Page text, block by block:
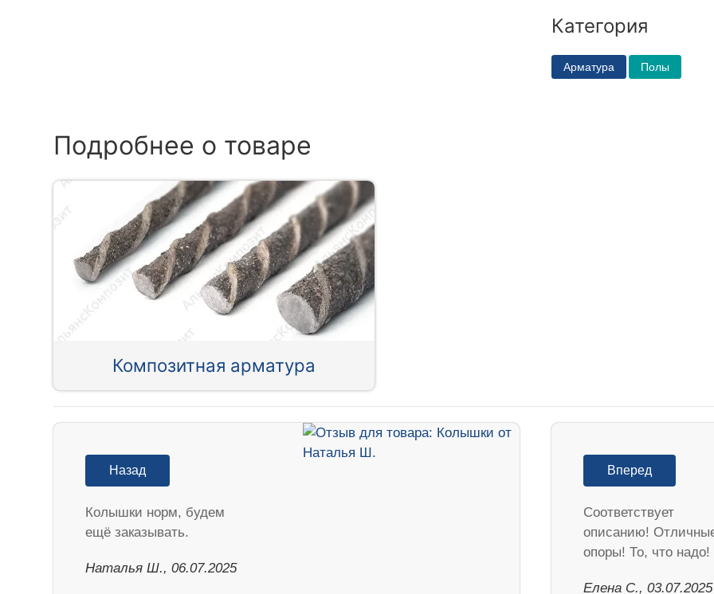
Категория
Арматура Полы
Подробнее о товаре
Композитная арматура
Назад
Колышки норм, будем
ещё заказывать.
Наталья Ш., 06.07.2025
Вперед
Соответствует
описанию!
опоры! То, что надо!
Елена С., 03.07.2025